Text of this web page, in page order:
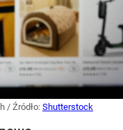
/ Źródło: Shutterstock